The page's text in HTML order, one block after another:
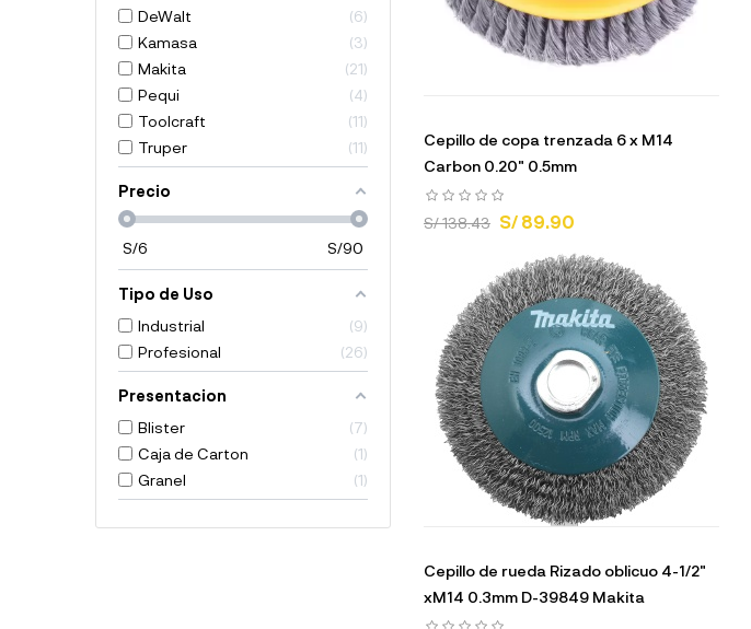
DeWalt
6
Kamasa
3
Makita
21
Pequi
4
Toolcraft
11
Truper
11
Precio
S/6 S/90
Tipo de Uso
Industrial
9
Profesional
26
Presentacion
Blister
7
Caja de Carton
1
Granel
1
Cepillo de copa trenzada 6 x M14
Carbon 0.20" 0.5mm
S/ 138.43 S/ 89.90
Cepillo de rueda Rizado oblicuo 4-1/2"
xM14 0.3mm D-39849 Makita